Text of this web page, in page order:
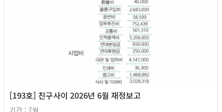
[193호] 친구사이 2026년 6월 재정보고